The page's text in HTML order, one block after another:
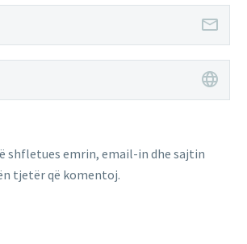
shfletues emrin, email-in dhe sajtin
tjetër që komentoj.